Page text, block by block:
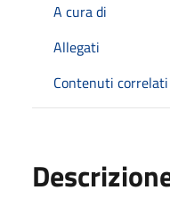
A cura di
Allegati
Contenuti correlati